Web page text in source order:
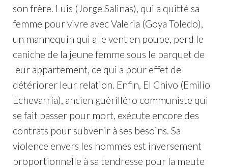
son frère. Luis (Jorge Salinas), qui a quitté sa
femme pour vivre avec Valeria (Goya Toledo),
un mannequin qui a le vent en poupe, perd le
caniche de la jeune femme sous le parquet de
leur appartement, ce qui a pour effet de
détériorer leur relation. Enfin, El Chivo (Emilio
Echevarría), ancien guérilléro communiste qui
se fait passer pour mort, exécute encore des
contrats pour subvenir à ses besoins. Sa
violence envers les hommes est inversement
proportionnelle à sa tendresse pour la meute